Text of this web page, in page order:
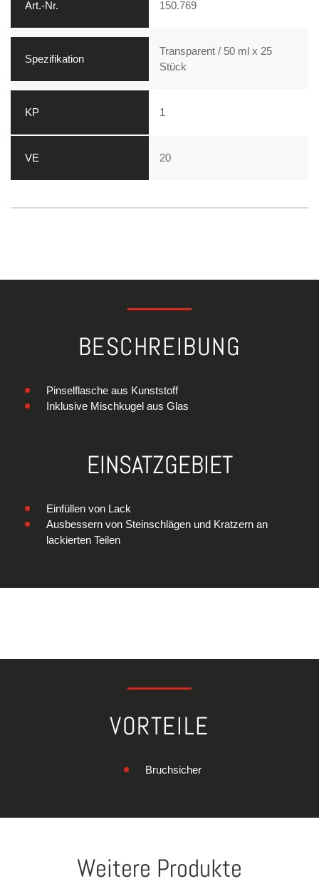
150.769
Transparent / 50 ml x 25
Stück
1
20
BESCHREIBUNG
Pinselflasche aus Kunststoff
Inklusive Mischkugel aus Glas
EINSATZGEBIET
Einfüllen von Lack
Ausbessern von Steinschlägen und Kratzern an
lackierten Teilen
VORTEILE
Bruchsicher
Weitere Produkte